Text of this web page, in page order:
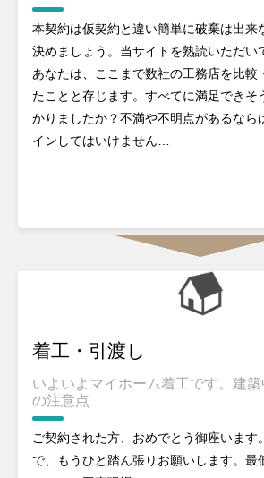
本契約は仮契約と違い簡単に破棄は出来
決めましょう。当サイトを熟読いただい
あなたは、ここまで数社の工務店を比較
たことと存じます。すべてに満足できそ
かりましたか？不満や不明点があるなら
インしてはいけません…
着工・引渡し
いよいよマイホーム着工です。建築
の注意点
ご契約された方、おめでとう御座います
で、もうひと踏ん張りお願いします。最